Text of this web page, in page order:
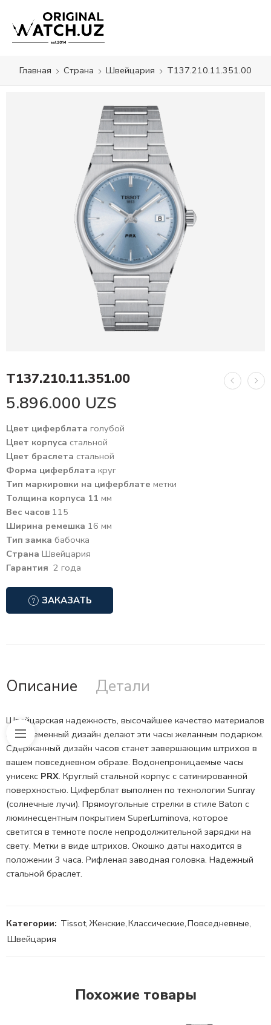
Главная Страна Швейцария T137.210.11.351.00
T137.210.11.351.00
5.896.000 UZS
Цвет циферблата голубой
Цвет корпуса стальной
Цвет браслета стальной
Форма циферблата круг
Тип маркировки на циферблате метки
Толщина корпуса 11 мм
Вес часов 115
Ширина ремешка 16 мм
Тип замка бабочка
Страна Швейцария
Гарантия 2 года
ЗАКАЗАТЬ
Описание Детали
Швейцарская надежность, высочайшее качество материалов
и современный дизайн делают эти часы желанным подарком.
Сдержанный дизайн часов станет завершающим штрихов в
вашем повседневном образе. Водонепроницаемые часы
унисекс PRX. Круглый стальной корпус c сатинированной
поверхностью. Циферблат выполнен по технологии Sunray
(солнечные лучи). Прямоугольные стрелки в стиле Baton с
люминесцентным покрытием SuperLuminova, которое
светится в темноте после непродолжительной зарядки на
свету. Метки в виде штрихов. Окошко даты находится в
положении 3 часа. Рифленая заводная головка. Надежный
стальной браслет.
Категории: Tissot,Женские,Классические,Повседневные,
Швейцария
Похожие товары